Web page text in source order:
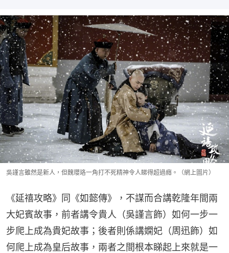
吳謹言雖然是新人，但魏瓔珞一角打不死精神令人睇得超過癮。（網上圖片）
《延禧攻略》同《如懿傳》，不謀而合講乾隆年間兩
大妃賓故事，前者講令貴人（吳謹言飾）如何一步一
步爬上成為貴妃故事；後者則係講嫻妃（周迅飾）如
何爬上成為皇后故事，兩者之間根本睇起上來就是一